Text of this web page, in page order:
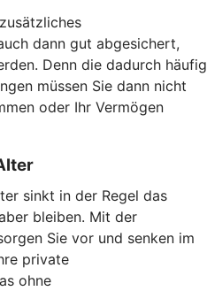
dann gut abgesichert,
Denn die dadurch häufig
müssen Sie dann nicht
oder Ihr Vermögen
sinkt in der Regel das
bleiben. Mit der
Sie vor und senken im
private
ohne